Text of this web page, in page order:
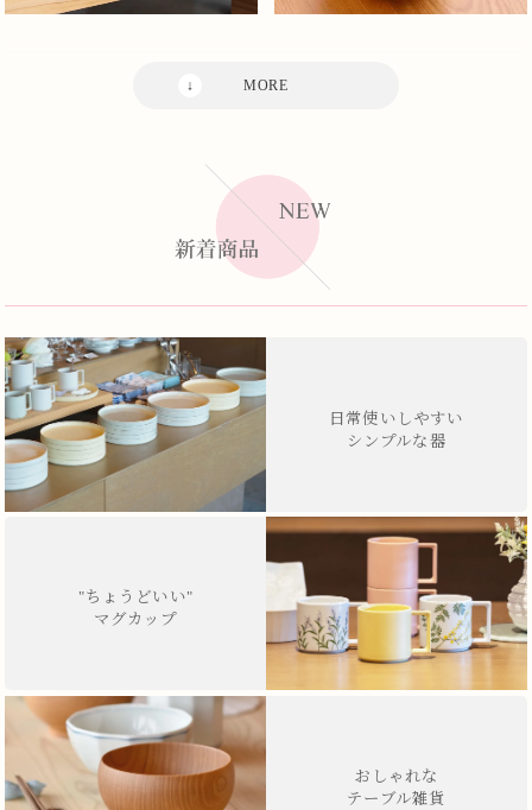
日常使いしやすい
シンプルな器
"ちょうどいい"
マグカップ
おしゃれな
テーブル雑貨